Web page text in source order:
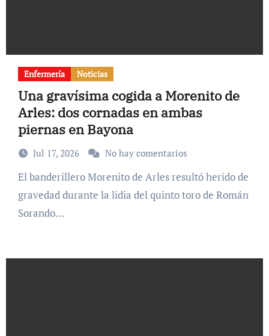
Enfermería Noticias
Una gravísima cogida a Morenito de
Arles: dos cornadas en ambas
piernas en Bayona
Jul 17, 2026 No hay comentarios
El banderillero Morenito de Arles resultó herido de
gravedad durante la lidia del quinto toro de Román
Sorando…